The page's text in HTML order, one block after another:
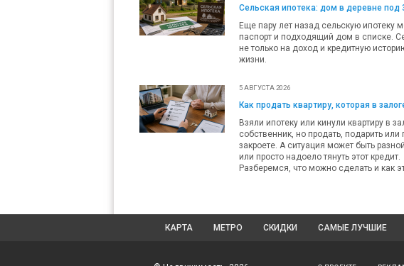
Сельская ипотека: дом в деревне под
Еще пару лет назад сельскую
паспорт и подходящий дом в списке.
не только на доход и кредитную
жизни.
5 АВГУСТА 2026
Как продать квартиру, которая в
Взяли ипотеку или кинули квартиру в
собственник, но продать, подарить
закроете. А ситуация может быть
или просто надоело тянуть этот кредит.
Разберемся, что можно сделать и как
КАРТА МЕТРО СКИДКИ САМЫЕ ЛУЧШИЕ